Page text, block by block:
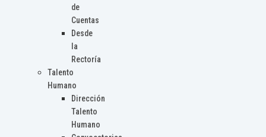
de
Cuentas
Desde
la
Rectoría
Talento
Humano
Dirección
Talento
Humano